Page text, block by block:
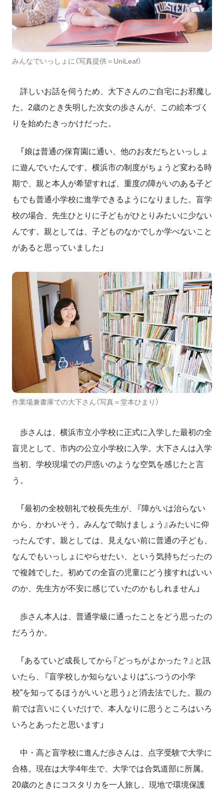
みんなでいっしょに（写真提供＝UniLeaf）
詳しいお話を伺うため、大下さんのご自宅にお邪魔し
た。2歳のとき失明した次女の歩さんが、この絵本づく
りを始めたきっかけだった。
「娘は普通の保育園に通い、他のお友だちといっしょ
に遊んでいたんです。横浜市の制度がちょうど変わる時
期で、親と本人が希望すれば、重度の障がいのある子ど
もでも普通小学校に進学できるようになりました。盲学
校の場合、先生ひとりに子どもがひとりみたいに少ない
んです。親としては、子どものなかでしか学べないこと
があると思っていました」
作業場兼書庫での大下さん（写真＝堂本ひまり）
歩さんは、横浜市立小学校に正式に入学した最初の全
盲児として、市内の公立小学校に入学。大下さんは入学
当初、学校現場での戸惑いのような空気を感じたと言
う。
「最初の全校朝礼で校長先生が、『障がいは治らない
から、かわいそう。みんなで助けましょう』みたいに仰
ったんです。親としては、見えない前に普通の子ども、
なんでもいっしょにやらせたい、という気持ちだったの
で複雑でした。初めての全盲の児童にどう接すればいい
のか、先生方が不安に感じていたのかもしれません」
歩さん本人は、普通学級に通ったことをどう思ったの
だろうか。
「あるていど成長してから『どっちがよかった？』と訊
いたら、『盲学校しか知らないよりは“ふつうの小学
校”を知ってるほうがいいと思う」と消去法でした。親の
前では言いにくいだけで、本人なりに思うところはいろ
いろとあったと思います」
中・高と盲学校に進んだ歩さんは、点字受験で大学に
合格。現在は大学4年生で、大学では合気道部に所属。
20歳のときにコスタリカを一人旅し、現地で環境保護